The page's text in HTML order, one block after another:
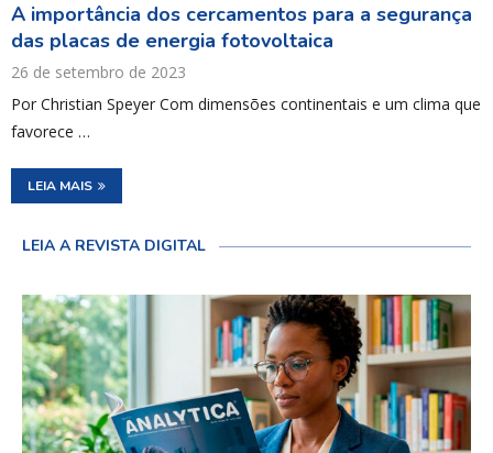
A importância dos cercamentos para a segurança
das placas de energia fotovoltaica
26 de setembro de 2023
Por Christian Speyer Com dimensões continentais e um clima que
favorece …
LEIA MAIS
LEIA A REVISTA DIGITAL